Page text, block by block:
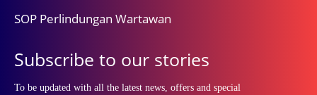
SOP Perlindungan Wartawan
Subscribe to our stories
To be updated with all the latest news, offers and special